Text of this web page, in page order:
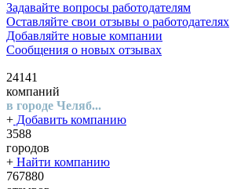
Задавайте вопросы работодателям
Оставляйте свои отзывы о работодателях
Добавляйте новые компании
Сообщения о новых отзывах
24141
компаний
в городе Челяб...
+ Добавить компанию
3588
городов
+ Найти компанию
767880